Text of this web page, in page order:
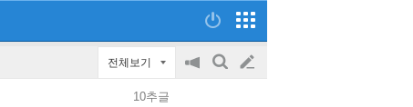
전체보기
공
검
글
10추글